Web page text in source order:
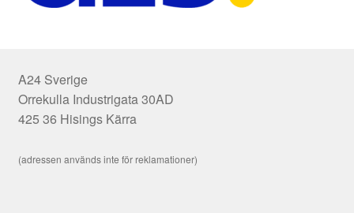
A24 Sverige
Orrekulla Industrigata 30AD
425 36 Hisings Kärra
(adressen används inte för reklamationer)